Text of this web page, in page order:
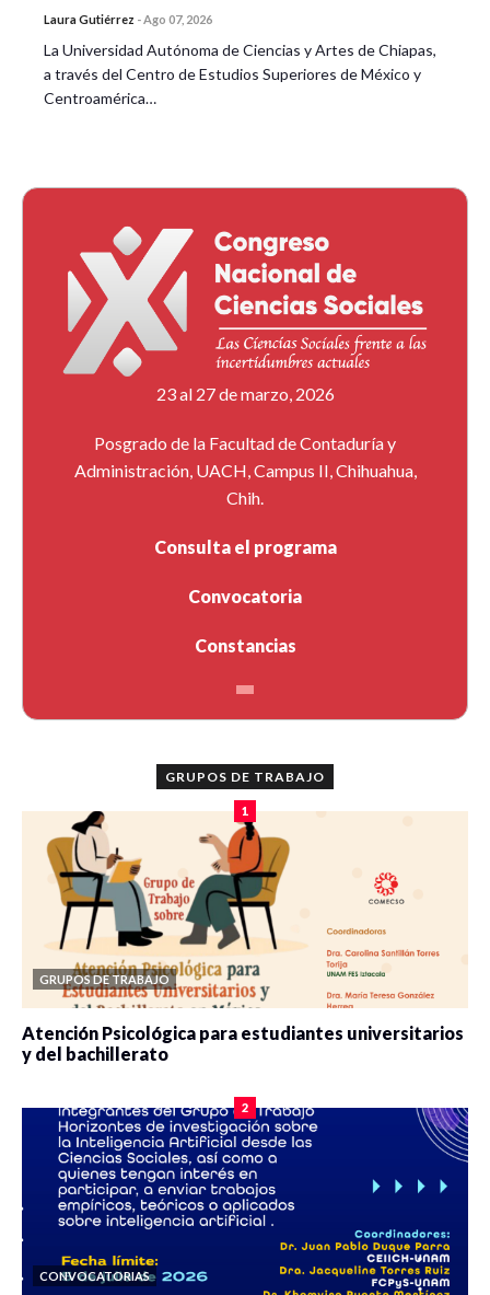
Laura Gutiérrez -Ago 07, 2026
La Universidad Autónoma de Ciencias y Artes de Chiapas,
a través del Centro de Estudios Superiores de México y
Centroamérica…
23 al 27 de marzo, 2026
Posgrado de la Facultad de Contaduría y
Administración, UACH, Campus II, Chihuahua,
Chih.
Consulta el programa
Convocatoria
Constancias
GRUPOS DE TRABAJO
1
GRUPOS DE TRABAJO
Atención Psicológica para estudiantes universitarios
y del bachillerato
2
CONVOCATORIAS